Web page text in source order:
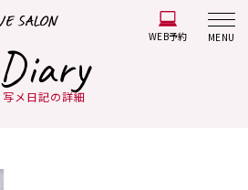
WEB予約 MENU
Diary
写メ日記の詳細